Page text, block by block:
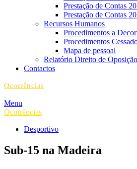
Prestação de Contas
Prestação de Contas
Recursos Humanos
Procedimentos a
Procedimentos
Mapa de pessoal
Relatório Direito de Oposição
Contactos
Ocorrências
Menu
Ocorrências
Desportivo
Sub-15 na Madeira